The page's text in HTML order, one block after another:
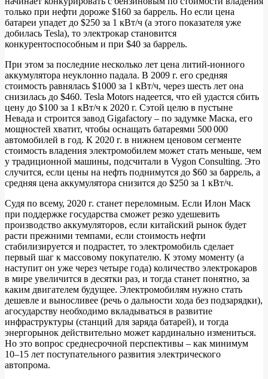
только при нефти дороже $160 за баррель. Но если цена
батареи упадет до $250 за 1 кВт/ч (а этого показателя уже
добилась Tesla), то электрокар становится
конкурентоспособным и при $40 за баррель.
При этом за последние несколько лет цена литий-ионного
аккумулятора неуклонно падала. В 2009 г. его средняя
стоимость равнялась $1000 за 1 кВт/ч, через шесть лет она
снизилась до $460. Tesla Motors надеется, что ей удастся сбить
цену до $100 за 1 кВт/ч к 2020 г. Сэтой целю в пустыне
Невада и строится завод Gigafactory – по задумке Маска, его
мощностей хватит, чтобы оснащать батареями 500 000
автомобилей в год. К 2020 г. в нижнем ценовом сегменте
стоимость владения электромобилем может стать меньше, чем
у традиционной машины, подсчитали в Vygon Consulting. Это
случится, если цены на нефть поднимутся до $60 за баррель, а
средняя цена аккумулятора снизится до $250 за 1 кВт/ч.
Судя по всему, 2020 г. станет переломным. Если Илон Маск
при поддержке государства сможет резко удешевить
производство аккумуляторов, если китайский рынок будет
расти прежними темпами, если стоимость нефти
стабилизируется и подрастет, то электромобиль сделает
первый шаг к массовому покупателю. К этому моменту (а
наступит он уже через четыре года) количество электрокаров
в мире увеличится в десятки раз, и тогда станет понятно, за
каким двигателем будущее. Электромобилям нужно стать
дешевле и выносливее (речь о дальности хода без подзарядки),
агосударству необходимо вкладываться в развитие
инфраструктуры (станций для заряда батарей), и тогда
энергорынок действительно может кардинально измениться.
Но это вопрос среднесрочной перспективы – как минимум
10–15 лет поступательного развития электрического
автопрома.